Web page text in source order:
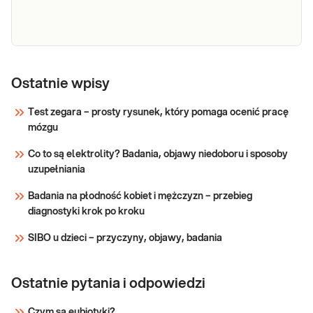
węglo
A
Potwierdzeniu niedoboru retinolu przydatne w
profilaktyki ślepoty zmierzchowej. Istotne w
Ostatnie wpisy
Test zegara – prosty rysunek, który pomaga ocenić pracę
mózgu
Co to są elektrolity? Badania, objawy niedoboru i sposoby
uzupełniania
Badania na płodność kobiet i mężczyzn – przebieg
diagnostyki krok po kroku
SIBO u dzieci – przyczyny, objawy, badania
Ostatnie pytania i odpowiedzi